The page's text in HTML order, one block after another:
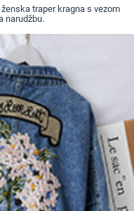
traper kragna s vezom
narudžbu.